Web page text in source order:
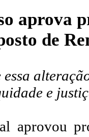
aprova
de
e
aprovou